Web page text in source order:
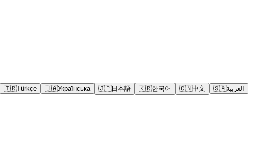
🇹🇷Türkçe 🇺🇦Українська 🇯🇵日本語 🇰🇷한국어 🇨🇳中文 🇸🇦العربية